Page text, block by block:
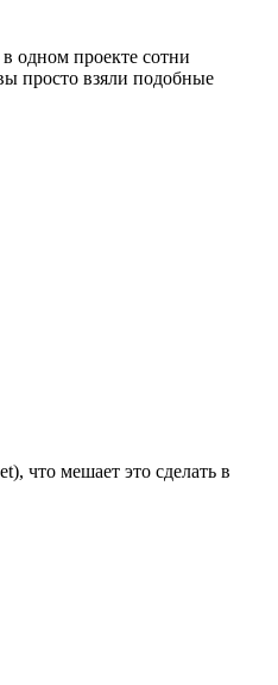
одном проекте сотни
просто взяли подобные
что мешает это сделать в